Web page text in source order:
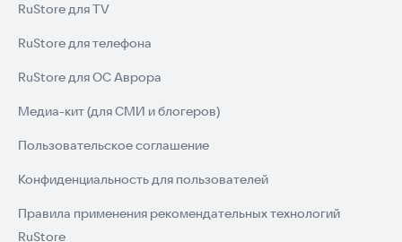
RuStore для TV
RuStore для телефона
RuStore для ОС Аврора
Медиа-кит (для СМИ и блогеров)
Пользовательское соглашение
Конфиденциальность для пользователей
Правила применения рекомендательных технологий
RuStore